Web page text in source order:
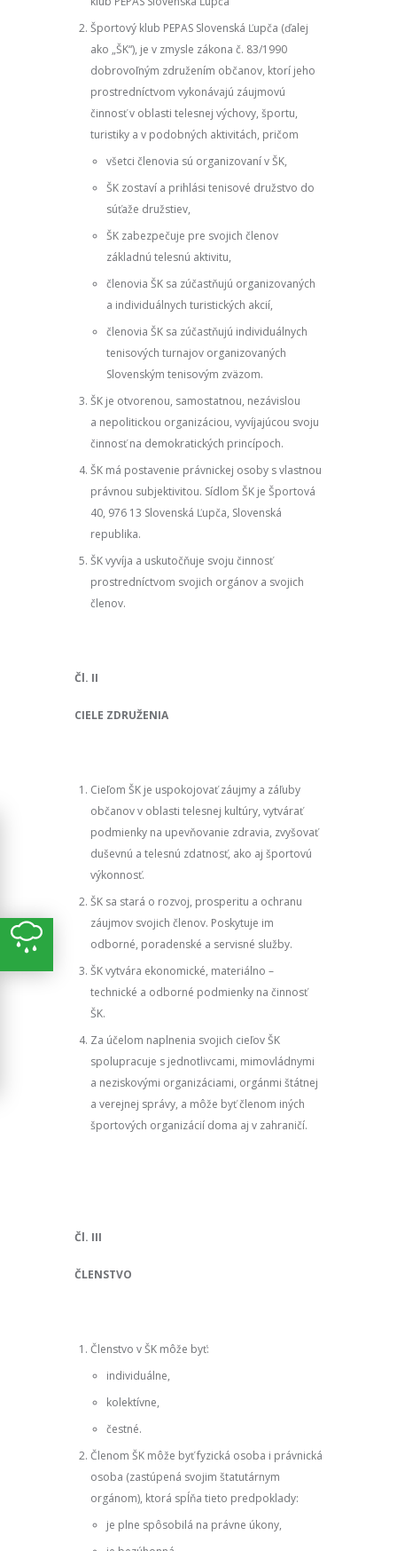
Športový klub PEPAS Slovenská Ľupča (ďalej
ako „ŠK“), je v zmysle zákona č. 83/1990
dobrovoľným združením občanov, ktorí jeho
prostredníctvom vykonávajú záujmovú
činnosť v oblasti telesnej výchovy, športu,
turistiky a v podobných aktivitách, pričom
všetci členovia sú organizovaní v ŠK,
ŠK zostaví a prihlási tenisové družstvo do
súťaže družstiev,
ŠK zabezpečuje pre svojich členov
základnú telesnú aktivitu,
členovia ŠK sa zúčastňujú organizovaných
a individuálnych turistických akcií,
členovia ŠK sa zúčastňujú individuálnych
tenisových turnajov organizovaných
Slovenským tenisovým zväzom.
ŠK je otvorenou, samostatnou, nezávislou
a nepolitickou organizáciou, vyvíjajúcou svoju
činnosť na demokratických princípoch.
ŠK má postavenie právnickej osoby s vlastnou
právnou subjektivitou. Sídlom ŠK je Športová
40, 976 13 Slovenská Ľupča, Slovenská
republika.
ŠK vyvíja a uskutočňuje svoju činnosť
prostredníctvom svojich orgánov a svojich
členov.
Čl. II
CIELE ZDRUŽENIA
Cieľom ŠK je uspokojovať záujmy a záľuby
občanov v oblasti telesnej kultúry, vytvárať
podmienky na upevňovanie zdravia, zvyšovať
duševnú a telesnú zdatnosť, ako aj športovú
výkonnosť.
ŠK sa stará o rozvoj, prosperitu a ochranu
záujmov svojich členov. Poskytuje im
odborné, poradenské a servisné služby.
ŠK vytvára ekonomické, materiálno –
technické a odborné podmienky na činnosť
ŠK.
Za účelom naplnenia svojich cieľov ŠK
spolupracuje s jednotlivcami, mimovládnymi
a neziskovými organizáciami, orgánmi štátnej
a verejnej správy, a môže byť členom iných
športových organizácií doma aj v zahraničí.
Čl. III
ČLENSTVO
Členstvo v ŠK môže byť:
individuálne,
kolektívne,
čestné.
Členom ŠK môže byť fyzická osoba i právnická
osoba (zastúpená svojim štatutárnym
orgánom), ktorá spĺňa tieto predpoklady:
je plne spôsobilá na právne úkony,